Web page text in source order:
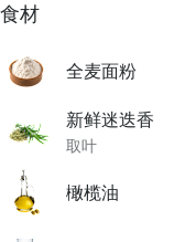
食材
全麦面粉
新鲜迷迭香
取叶
橄榄油